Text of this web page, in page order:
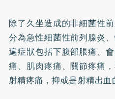
除了久坐造成的非細菌性
分為急性細菌性前列腺炎
遍症狀包括下腹部脹痛、
痛、肌肉疼痛、關節疼痛
射精疼痛，抑或是射精出血